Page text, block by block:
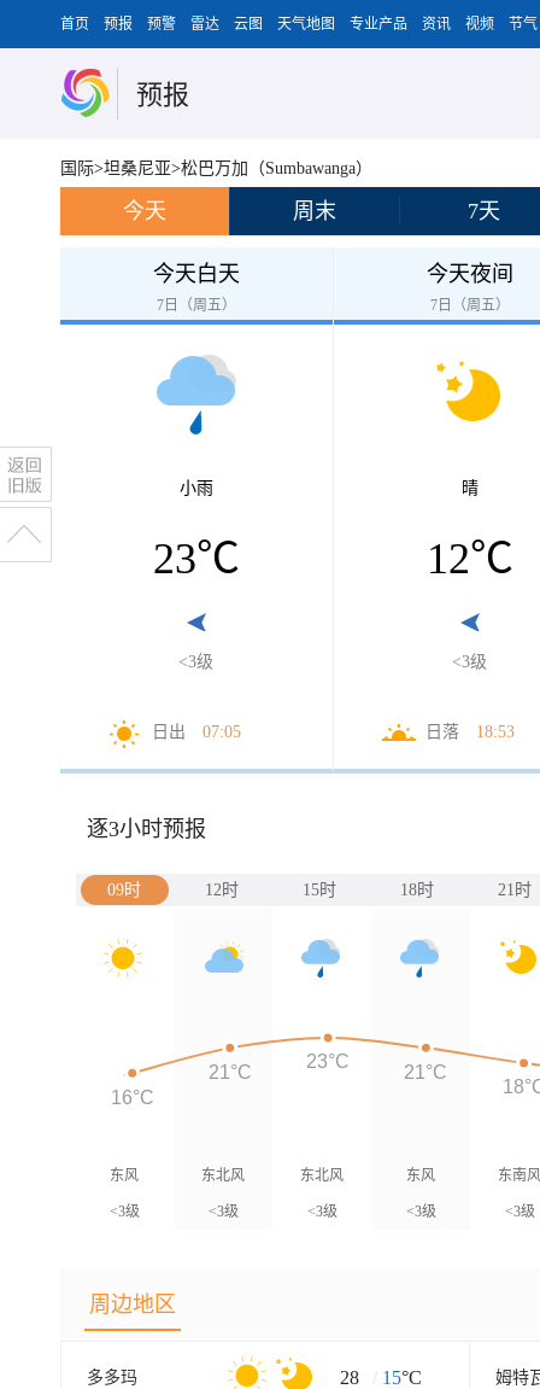
首页 预报 预警 雷达 云图 天气地图 专业产品 资讯 视频 节气
预报
国际>坦桑尼亚>松巴万加（Sumbawanga）
今天 周末 7天
今天白天
7日（周五）
小雨
23℃
<3级
日出 07:05
今天夜间
7日（周五）
晴
12℃
<3级
日落 18:53
逐3小时预报
09时 12时 15时 18时 21时
东风
<3级
东北风
<3级
东北风
<3级
东风
<3级
东南
<3级
16°C
21°C 23°C 21°C
周边地区
多多玛 28 / 15°C 姆特